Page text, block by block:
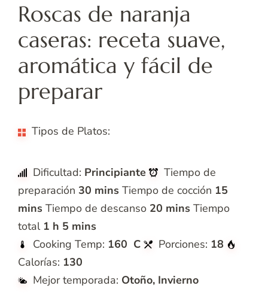
Roscas de naranja
caseras: receta suave,
aromática y fácil de
preparar
Tipos de Platos:
Dificultad: Principiante
Tiempo de
preparación 30 mins Tiempo de cocción 15
mins Tiempo de descanso 20 mins Tiempo
total 1 h 5 mins
Cooking Temp: 160 C Porciones: 18
Calorías: 130
Mejor temporada: Otoño, Invierno